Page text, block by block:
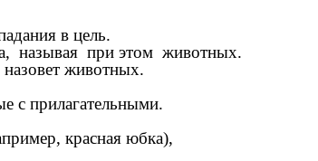
в цель.
называя при этом животных.
животных.
с прилагательными.
красная юбка),